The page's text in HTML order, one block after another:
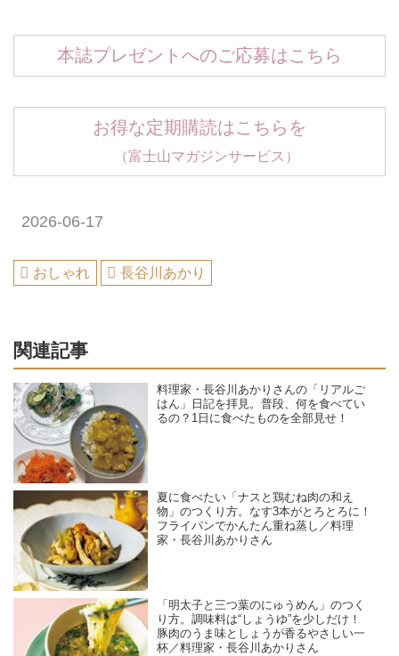
本誌プレゼントへのご応募はこちら
お得な定期購読はこちらを
（富士山マガジンサービス）
2026-06-17
おしゃれ 長谷川あかり
関連記事
料理家・長谷川あかりさんの「リアルご
はん」日記を拝見。普段、何を食べてい
るの？1日に食べたものを全部見せ！
夏に食べたい「ナスと鶏むね肉の和え
物」のつくり方。なす3本がとろとろに！
フライパンでかんたん重ね蒸し／料理
家・長谷川あかりさん
「明太子と三つ葉のにゅうめん」のつく
り方。調味料は“しょうゆ”を少しだけ！
豚肉のうま味としょうが香るやさしい一
杯／料理家・長谷川あかりさん